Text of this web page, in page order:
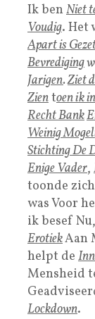
Ik ben Niet
Voudig. Het
Apart is
Bevrediging
Jarigen.Ziet
Zientoen ik
Recht Bank
Weinig
Stichting De
Enige Vader,
toonde
was Voor
ik besef
ErotiekAan
helpt de
Mensheid
Lockdown.